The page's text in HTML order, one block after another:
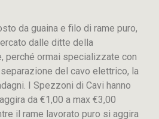
da guaina e filo di rame puro,
dalle ditte della
perché ormai specializzate con
del cavo elettrico, la
I Spezzoni di Cavi hanno
da €1,00 a max €3,00
il rame lavorato puro si aggira